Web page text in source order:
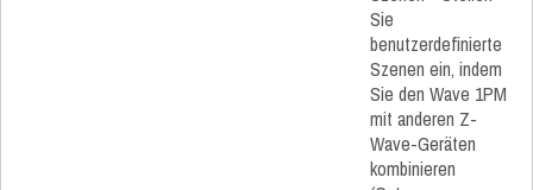
Sie
benutzerdefinierte
Szenen ein, indem
Sie den Wave 1PM
mit anderen Z-
Wave-Geräten
kombinieren